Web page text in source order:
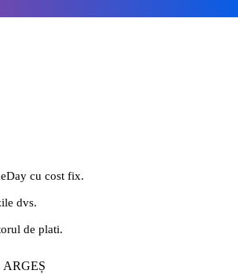
cu cost fix.
dvs.
de plati.
ARGEȘ